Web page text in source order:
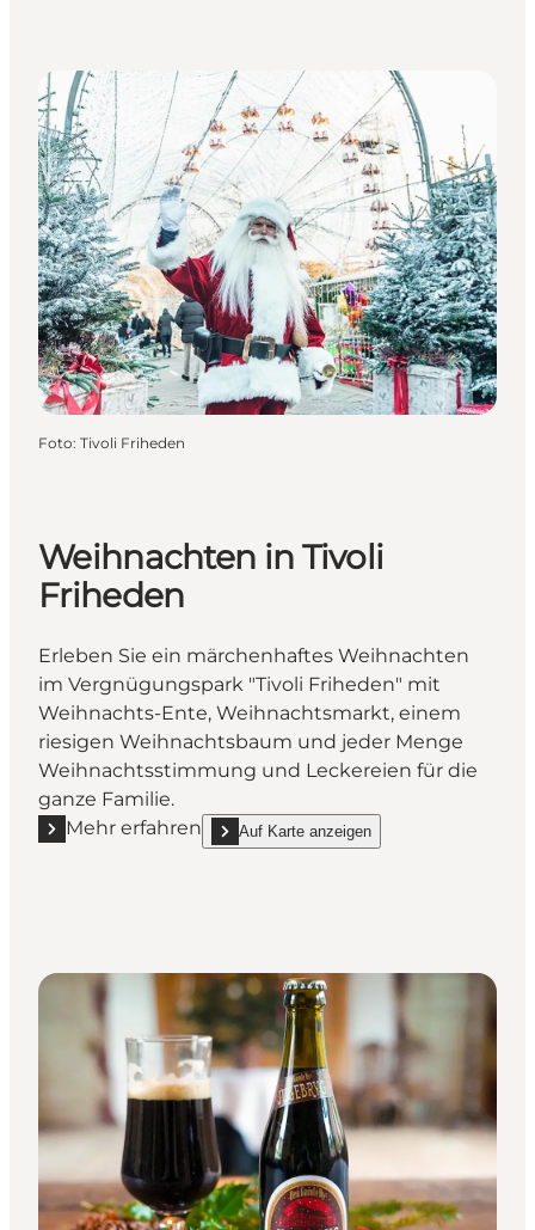
Foto: Tivoli Friheden
Weihnachten in Tivoli
Friheden
Erleben Sie ein märchenhaftes Weihnachten
im Vergnügungspark "Tivoli Friheden" mit
Weihnachts-Ente, Weihnachtsmarkt, einem
riesigen Weihnachtsbaum und jeder Menge
Weihnachtsstimmung und Leckereien für die
ganze Familie.
Mehr erfahren
Mehr erfahren "Weihnachten in Tivoli Friheden"
Auf Karte anzeigen
show Weihnachten in Tivoli Friheden on_map